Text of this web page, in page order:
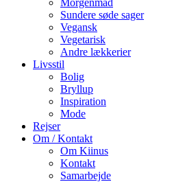
Sundere søde sager
Vegansk
Vegetarisk
Andre lækkerier
Livsstil
Bolig
Bryllup
Inspiration
Mode
Rejser
Om / Kontakt
Om Kiinus
Kontakt
Samarbejde